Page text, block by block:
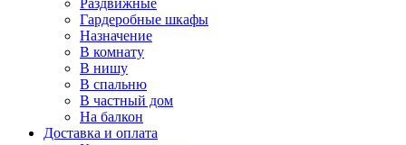
Раздвижные
Гардеробные шкафы
Назначение
В комнату
В нишу
В спальню
В частный дом
На балкон
Доставка и оплата